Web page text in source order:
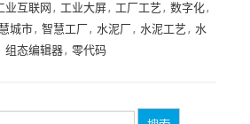
业互联网 , 工业大屏, 工厂工艺 , 数字化,
城市, 智慧工厂, 水泥厂, 水泥工艺 , 水
组态编辑器, 零代码